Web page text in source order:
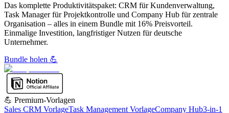
Das komplette Produktivitätspaket: CRM für Kundenverwaltung,
Task Manager für Projektkontrolle und Company Hub für zentrale
Organisation – alles in einem Bundle mit 16% Preisvorteil.
Einmalige Investition, langfristiger Nutzen für deutsche
Unternehmer.
Bundle holen 💪
💪 Premium-Vorlagen
Sales CRM VorlageTask Management VorlageCompany Hub3-in-1